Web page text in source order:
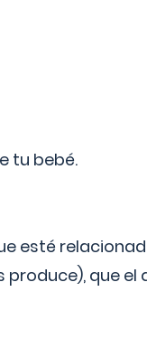
tu bebé.
esté
que el